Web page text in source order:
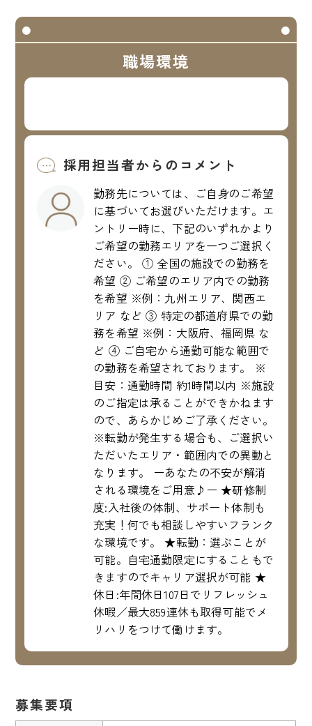
職場環境
採用担当者からのコメント
勤務先については、ご自身のご希望
に基づいてお選びいただけます。エ
ントリー時に、下記のいずれかより
ご希望の勤務エリアを一つご選択く
ださい。 ① 全国の施設での勤務を
希望 ② ご希望のエリア内での勤務
を希望 ※例：九州エリア、関西エ
リア など ③ 特定の都道府県での勤
務を希望 ※例：大阪府、福岡県 な
ど ④ ご自宅から通勤可能な範囲で
の勤務を希望されております。 ※
目安：通勤時間 約1時間以内 ※施設
のご指定は承ることができかねます
ので、あらかじめご了承ください。
※転勤が発生する場合も、ご選択い
ただいたエリア・範囲内での異動と
なります。 ーあなたの不安が解消
される環境をご用意♪ー ★研修制
度:入社後の体制、サポート体制も
充実！何でも相談しやすいフランク
な環境です。 ★転勤：選ぶことが
可能。自宅通勤限定にすることもで
きますのでキャリア選択が可能 ★
休日:年間休日107日でリフレッシュ
休暇／最大859連休も取得可能でメ
リハリをつけて働けます。
募集要項